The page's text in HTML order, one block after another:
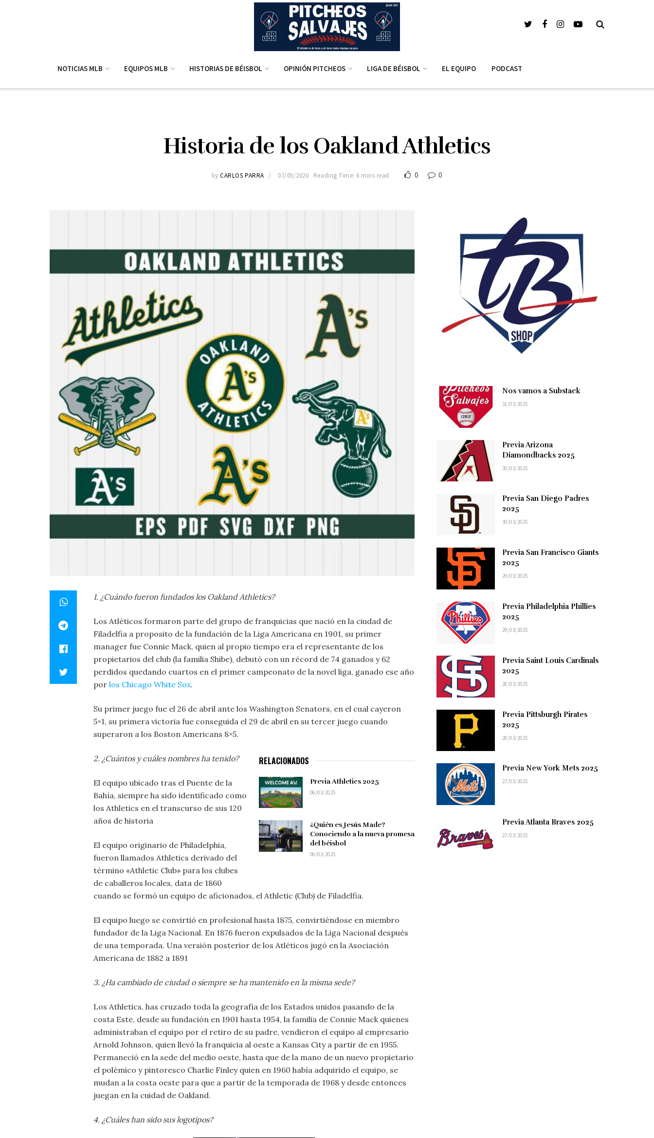
NOTICIAS MLB EQUIPOS MLB HISTORIAS DE BÉISBOL OPINIÓN PITCHEOS LIGA DE BÉISBOL EL EQUIPO PODCAST
Historia de los Oakland Athletics
by CARLOS PARRA 07/05/2020 Reading Time: 6 mins read 0 0
1. ¿Cuándo fueron fundados los Oakland Athletics?
Los Atléticos formaron parte del grupo de franquicias que nació en la ciudad de
Filadelfia a proposito de la fundación de la Liga Americana en 1901, su primer
manager fue Connie Mack, quien al propio tiempo era el representante de los
propietarios del club (la familia Shibe), debutó con un récord de 74 ganados y 62
perdidos quedando cuartos en el primer campeonato de la novel liga, ganado ese año
por los Chicago White Sox.
Su primer juego fue el 26 de abril ante los Washington Senators, en el cual cayeron
5×1, su primera victoria fue conseguida el 29 de abril en su tercer juego cuando
superaron a los Boston Americans 8×5.
RELACIONADOS
Previa Athletics 2025
06/03/2025
¿Quién es Jesús Made?
Conociendo a la nueva promesa
del béisbol
06/03/2025
2. ¿Cuántos y cuáles nombres ha tenido?
El equipo ubicado tras el Puente de la
Bahía, siempre ha sido identificado como
los Athletics en el transcurso de sus 120
años de historia
El equipo originario de Philadelphia,
fueron llamados Athletics derivado del
término «Athletic Club» para los clubes
de caballeros locales, data de 1860
cuando se formó un equipo de aficionados, el Athletic (Club) de Filadelfia.
El equipo luego se convirtió en profesional hasta 1875, convirtiéndose en miembro
fundador de la Liga Nacional. En 1876 fueron expulsados ​​de la Liga Nacional después
de una temporada. Una versión posterior de los Atléticos jugó en la Asociación
Americana de 1882 a 1891
3. ¿Ha cambiado de ciudad o siempre se ha mantenido en la misma sede?
Los Athletics, has cruzado toda la geografía de los Estados unidos pasando de la
costa Este, desde su fundación en 1901 hasta 1954, la familia de Connie Mack quienes
administraban el equipo por el retiro de su padre, vendieron el equipo al empresario
Arnold Johnson, quien llevó la franquicia al oeste a Kansas City a partir de en 1955.
Permaneció en la sede del medio oeste, hasta que de la mano de un nuevo propietario
el polémico y pintoresco Charlie Finley quien en 1960 había adquirido el equipo, se
mudan a la costa oeste para que a partir de la temporada de 1968 y desde entonces
juegan en la cuidad de Oakland.
4. ¿Cuáles han sido sus logotipos?
Nos vamos a Substack
31/03/2025
Previa Arizona
Diamondbacks 2025
30/03/2025
Previa San Diego Padres
2025
30/03/2025
Previa San Francisco Giants
2025
29/03/2025
Previa Philadelphia Phillies
2025
29/03/2025
Previa Saint Louis Cardinals
2025
28/03/2025
Previa Pittsburgh Pirates
2025
28/03/2025
Previa New York Mets 2025
27/03/2025
Previa Atlanta Braves 2025
27/03/2025